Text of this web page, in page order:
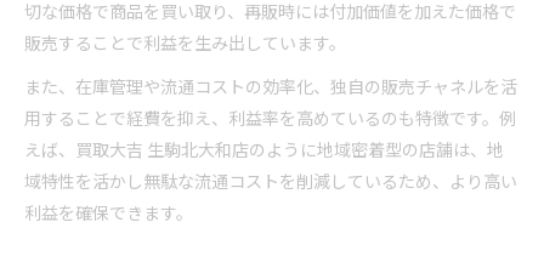
切な価格で商品を買い取り、再販時には付加価値を加えた価格で
販売することで利益を生み出しています。
また、在庫管理や流通コストの効率化、独自の販売チャネルを活
用することで経費を抑え、利益率を高めているのも特徴です。例
えば、買取大吉 生駒北大和店のように地域密着型の店舗は、地
域特性を活かし無駄な流通コストを削減しているため、より高い
利益を確保できます。